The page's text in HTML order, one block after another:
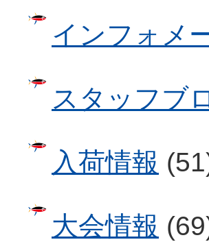
インフォメ
スタッフブ
入荷情報
大会情報